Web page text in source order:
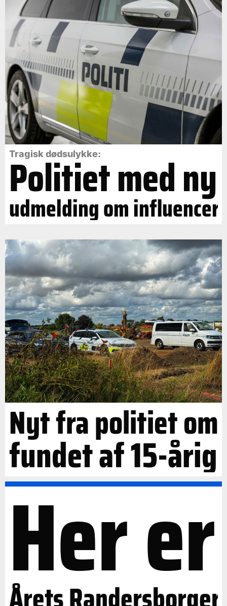
Tragisk dødsulykke:
Politiet med ny
udmelding om influencer
Nyt fra politiet om
fundet af 15-årig
Her er